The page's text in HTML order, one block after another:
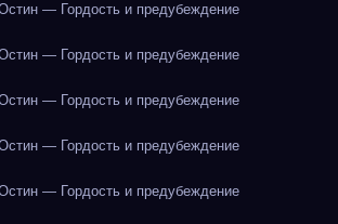
— Гордость и предубеждение
— Гордость и предубеждение
— Гордость и предубеждение
— Гордость и предубеждение
— Гордость и предубеждение